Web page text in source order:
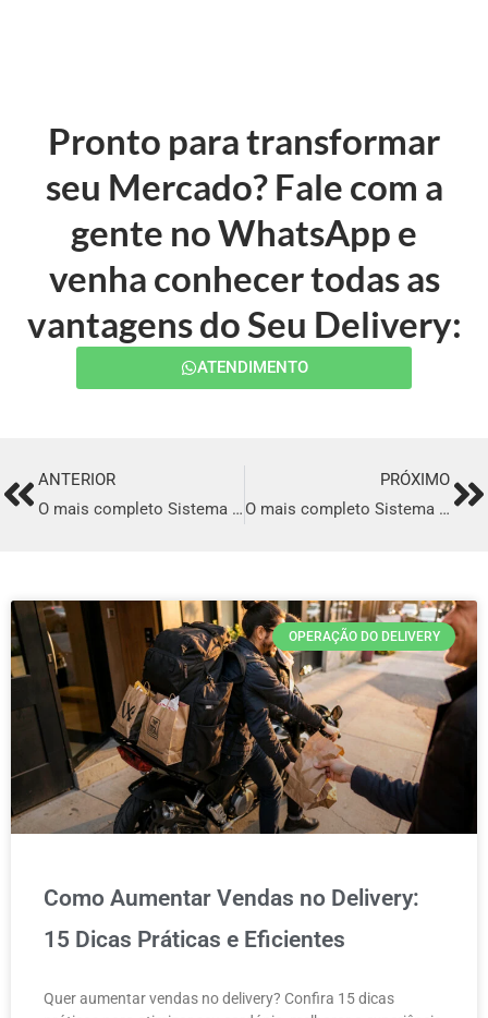
Pronto para transformar
seu Mercado? Fale com a
gente no WhatsApp e
venha conhecer todas as
vantagens do Seu Delivery:
ATENDIMENTO
PrevANTERIOR
O mais completo Sistema para Delivery em Cruz Alta
PRÓXIMO
O mais completo Sistema para Delivery em Embu-guaçu
OPERAÇÃO DO DELIVERY
Como Aumentar Vendas no Delivery:
15 Dicas Práticas e Eficientes
Quer aumentar vendas no delivery? Confira 15 dicas